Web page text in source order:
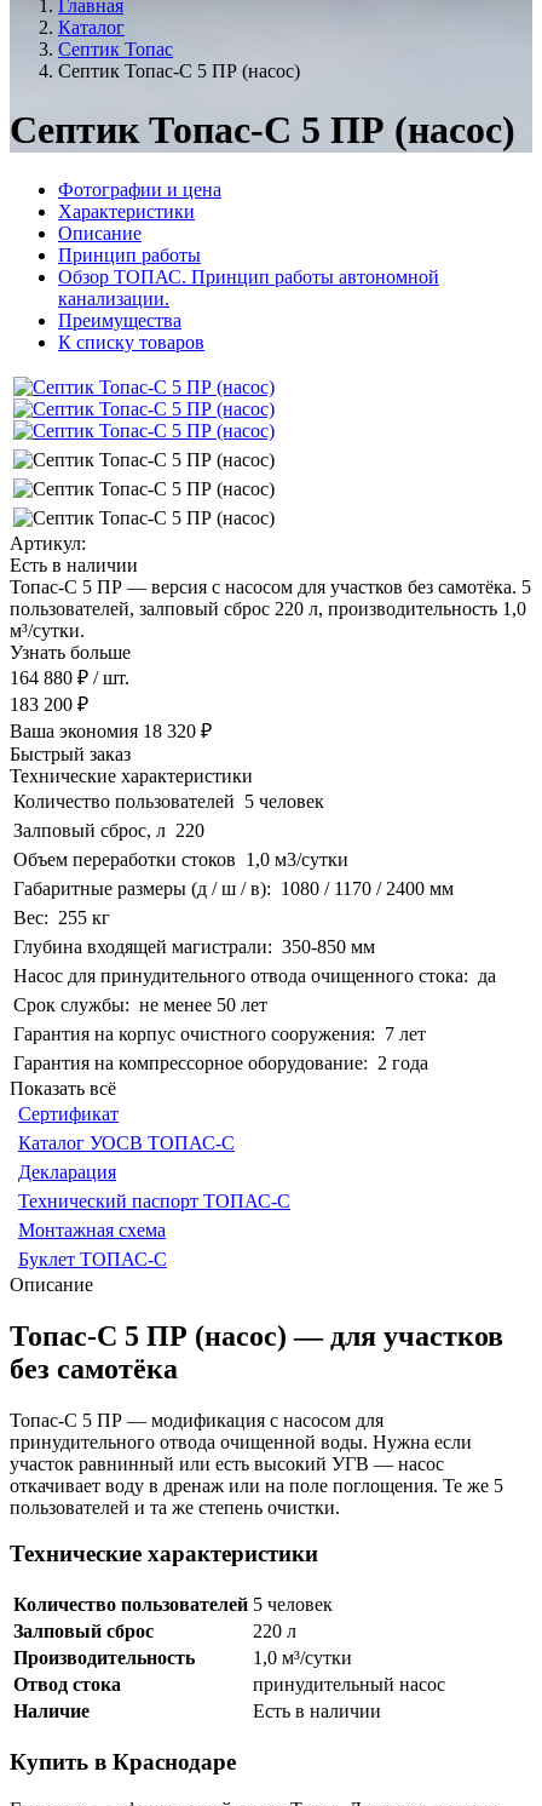
Главная
Каталог
Септик Топас
Септик Топас-С 5 ПР (насос)
Септик Топас-С 5 ПР (насос)
Фотографии и цена
Характеристики
Описание
Принцип работы
Обзор ТОПАС. Принцип работы автономной
канализации.
Преимущества
К списку товаров
Артикул:
Есть в наличии
Топас-С 5 ПР — версия с насосом для участков без самотёка. 5
пользователей, залповый сброс 220 л, производительность 1,0
м³/сутки.
Узнать больше
164 880 ₽ / шт.
183 200 ₽
Ваша экономия 18 320 ₽
Быстрый заказ
Технические характеристики
Количество пользователей 5 человек
Залповый сброс, л 220
Объем переработки стоков 1,0 м3/сутки
Габаритные размеры (д / ш / в): 1080 / 1170 / 2400 мм
Вес: 255 кг
Глубина входящей магистрали: 350-850 мм
Насос для принудительного отвода очищенного стока: да
Срок службы: не менее 50 лет
Гарантия на корпус очистного сооружения: 7 лет
Гарантия на компрессорное оборудование: 2 года
Показать всё
Сертификат
Каталог УОСВ ТОПАС-С
Декларация
Технический паспорт ТОПАС-С
Монтажная схема
Буклет ТОПАС-С
Описание
Топас-С 5 ПР (насос) — для участков
без самотёка
Топас-С 5 ПР — модификация с насосом для
принудительного отвода очищенной воды. Нужна если
участок равнинный или есть высокий УГВ — насос
откачивает воду в дренаж или на поле поглощения. Те же 5
пользователей и та же степень очистки.
Технические характеристики
Количество пользователей 5 человек
Залповый сброс
220 л
Производительность
1,0 м³/сутки
Отвод стока
принудительный насос
Наличие
Есть в наличии
Купить в Краснодаре